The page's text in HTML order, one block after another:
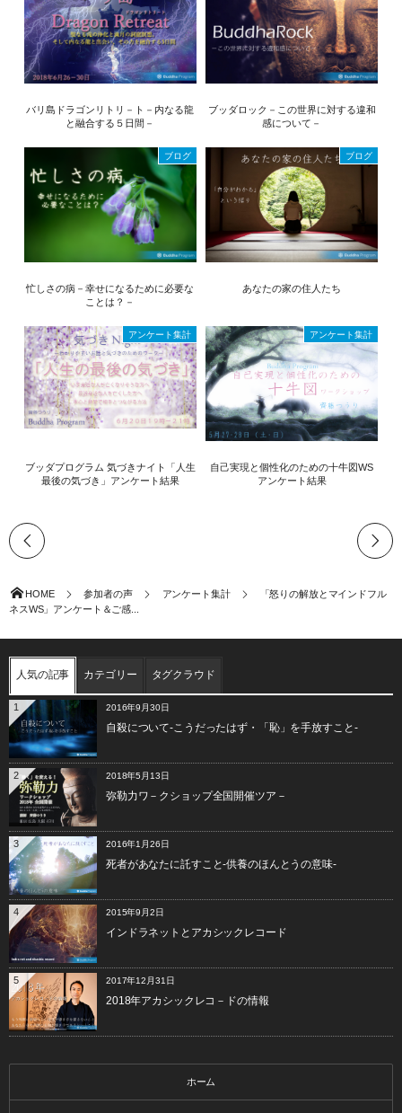
バリ島ドラゴンリトリ－ト－内なる龍
と融合する５日間－
ブッダロック－この世界に対する違和
感について－
ブログ
忙しさの病－幸せになるために必要な
ことは？－
ブログ
あなたの家の住人たち
アンケート集計
ブッダプログラム 気づきナイト「人生
最後の気づき」アンケート結果
アンケート集計
自己実現と個性化のための十牛図WS
アンケート結果
HOME 参加者の声 アンケート集計
「怒りの解放とマインドフル
ネスWS」アンケート＆ご感...
人気の記事 カテゴリー タグクラウド
2016年9月30日
自殺について-こうだったはず・「恥」を手放すこと-
1
2018年5月13日
弥勒力ワ－クショップ全国開催ツア－
2
2016年1月26日
死者があなたに託すこと-供養のほんとうの意味-
3
2015年9月2日
インドラネットとアカシックレコード
4
2017年12月31日
2018年アカシックレコ－ドの情報
5
ホーム